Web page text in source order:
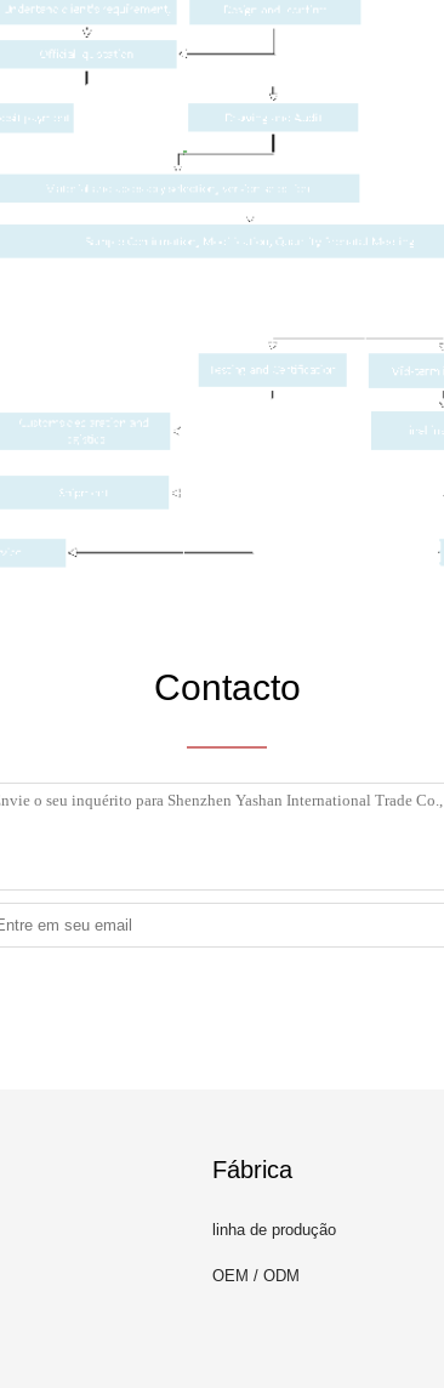
Contacto
Fábrica
linha de produção
OEM / ODM